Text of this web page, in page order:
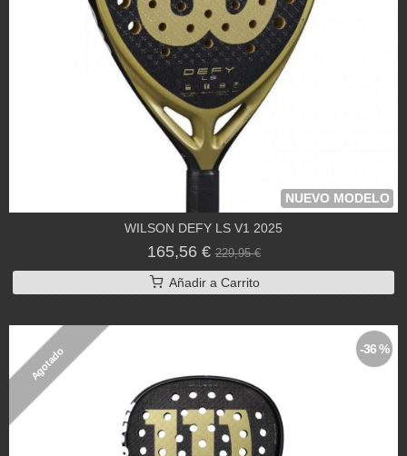
NUEVO MODELO
WILSON DEFY LS V1 2025
165,56 €229,95 €
Añadir a Carrito
Agotado -36 %